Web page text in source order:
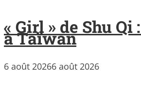
« Girl » de Shu
à Taïwan
6 août 20266 août 2026